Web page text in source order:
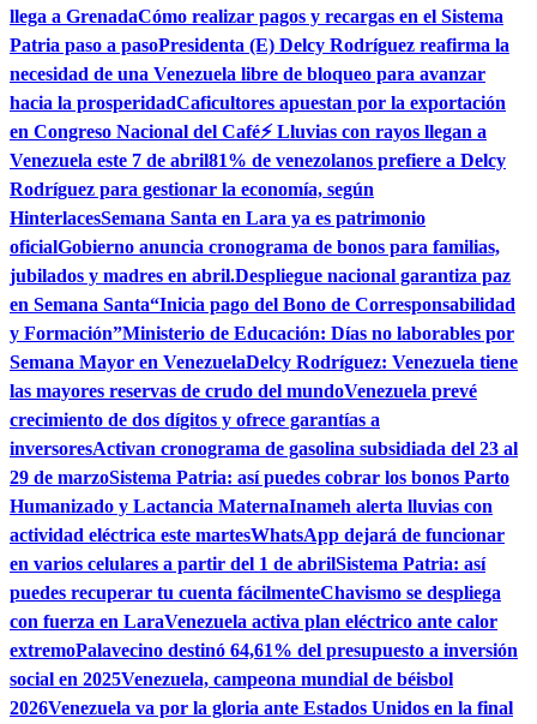
llega a GrenadaCómo realizar pagos y recargas en el Sistema
Patria paso a pasoPresidenta (E) Delcy Rodríguez reafirma la
necesidad de una Venezuela libre de bloqueo para avanzar
hacia la prosperidadCaficultores apuestan por la exportación
en Congreso Nacional del Café⚡ Lluvias con rayos llegan a
Venezuela este 7 de abril81% de venezolanos prefiere a Delcy
Rodríguez para gestionar la economía, según
HinterlacesSemana Santa en Lara ya es patrimonio
oficialGobierno anuncia cronograma de bonos para familias,
jubilados y madres en abril.Despliegue nacional garantiza paz
en Semana Santa“Inicia pago del Bono de Corresponsabilidad
y Formación”Ministerio de Educación: Días no laborables por
Semana Mayor en VenezuelaDelcy Rodríguez: Venezuela tiene
las mayores reservas de crudo del mundoVenezuela prevé
crecimiento de dos dígitos y ofrece garantías a
inversoresActivan cronograma de gasolina subsidiada del 23 al
29 de marzoSistema Patria: así puedes cobrar los bonos Parto
Humanizado y Lactancia MaternaInameh alerta lluvias con
actividad eléctrica este martesWhatsApp dejará de funcionar
en varios celulares a partir del 1 de abrilSistema Patria: así
puedes recuperar tu cuenta fácilmenteChavismo se despliega
con fuerza en LaraVenezuela activa plan eléctrico ante calor
extremoPalavecino destinó 64,61% del presupuesto a inversión
social en 2025Venezuela, campeona mundial de béisbol
2026Venezuela va por la gloria ante Estados Unidos en la final